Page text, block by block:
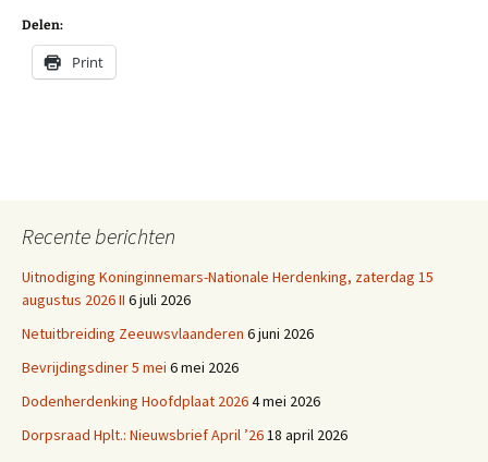
Delen:
Print
Recente berichten
Uitnodiging Koninginnemars-Nationale Herdenking, zaterdag 15
augustus 2026 II 6 juli 2026
Netuitbreiding Zeeuwsvlaanderen 6 juni 2026
Bevrijdingsdiner 5 mei 6 mei 2026
Dodenherdenking Hoofdplaat 20264 mei 2026
Dorpsraad Hplt.: Nieuwsbrief April ’26 18 april 2026